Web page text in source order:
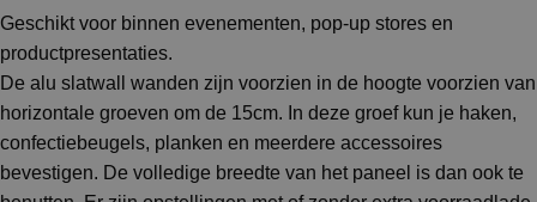
Geschikt voor binnen evenementen, pop-up stores en
productpresentaties.
De alu slatwall wanden zijn voorzien in de hoogte voorzien van
horizontale groeven om de 15cm. In deze groef kun je haken,
confectiebeugels, planken en meerdere accessoires
bevestigen. De volledige breedte van het paneel is dan ook te